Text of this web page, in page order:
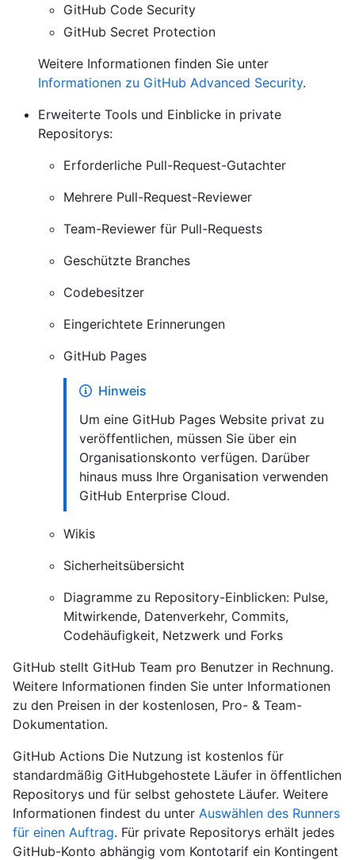
GitHub Code Security
GitHub Secret Protection
Weitere Informationen finden Sie unter
Informationen zu GitHub Advanced Security.
Erweiterte Tools und Einblicke in private
Repositorys:
Erforderliche Pull-Request-Gutachter
Mehrere Pull-Request-Reviewer
Team-Reviewer für Pull-Requests
Geschützte Branches
Codebesitzer
Eingerichtete Erinnerungen
GitHub Pages
Hinweis
Um eine GitHub Pages Website privat zu
veröffentlichen, müssen Sie über ein
Organisationskonto verfügen. Darüber
hinaus muss Ihre Organisation verwenden
GitHub Enterprise Cloud.
Wikis
Sicherheitsübersicht
Diagramme zu Repository-Einblicken: Pulse,
Mitwirkende, Datenverkehr, Commits,
Codehäufigkeit, Netzwerk und Forks
GitHub stellt GitHub Team pro Benutzer in Rechnung.
Weitere Informationen finden Sie unter Informationen
zu den Preisen in der kostenlosen, Pro- & Team-
Dokumentation.
GitHub Actions Die Nutzung ist kostenlos für
standardmäßig GitHubgehostete Läufer in öffentlichen
Repositorys und für selbst gehostete Läufer. Weitere
Informationen findest du unter Auswählen des Runners
für einen Auftrag. Für private Repositorys erhält jedes
GitHub-Konto abhängig vom Kontotarif ein Kontingent